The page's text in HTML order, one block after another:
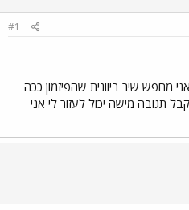
#1
מחפש שיר ביוונית שהפיזמון ככה
תגובה מישה יכול לעזור לי אני